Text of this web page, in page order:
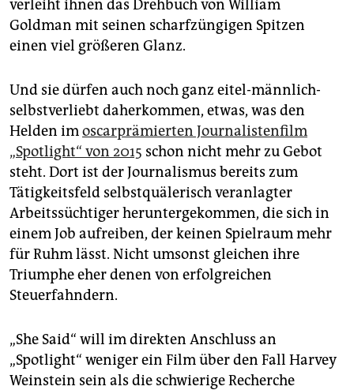
verleiht ihnen das Drehbuch von William
Goldman mit seinen scharfzüngigen Spitzen
einen viel größeren Glanz.
Und sie dürfen auch noch ganz eitel-männlich-
selbstverliebt daherkommen, etwas, was den
Helden imoscarprämierten Journalistenfilm
„Spotlight“ von 2015 schon nicht mehr zu Gebot
steht. Dort ist der Journalismus bereits zum
Tätigkeitsfeld selbstquälerisch veranlagter
Arbeitssüchtiger heruntergekommen, die sich in
einem Job aufreiben, der keinen Spielraum mehr
für Ruhm lässt. Nicht umsonst gleichen ihre
Triumphe eher denen von erfolgreichen
Steuerfahndern.
„She Said“ will im direkten Anschluss an
„Spotlight“ weniger ein Film über den Fall Harvey
Weinstein sein als die schwierige Recherche